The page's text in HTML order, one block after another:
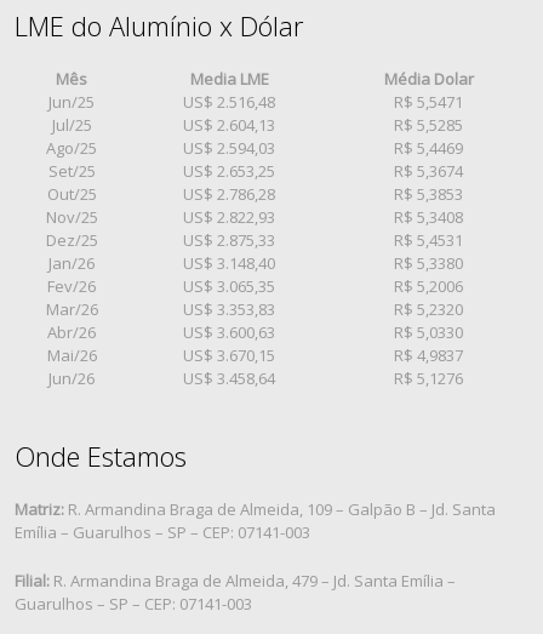
LME do Alumínio x Dólar
Mês Media LME
Média Dolar
Jun/25
US$ 2.516,48
R$ 5,5471
Jul/25
US$ 2.604,13
R$ 5,5285
Ago/25
US$ 2.594,03
R$ 5,4469
Set/25
US$ 2.653,25
R$ 5,3674
Out/25
US$ 2.786,28
R$ 5,3853
Nov/25
US$ 2.822,93
R$ 5,3408
Dez/25
US$ 2.875,33
R$ 5,4531
Jan/26
US$ 3.148,40
R$ 5,3380
Fev/26
US$ 3.065,35
R$ 5,2006
Mar/26
US$ 3.353,83
R$ 5,2320
Abr/26
US$ 3.600,63
R$ 5,0330
Mai/26
US$ 3.670,15
R$ 4,9837
Jun/26
US$ 3.458,64 R$ 5,1276
Onde Estamos
Matriz: R. Armandina Braga de Almeida, 109 – Galpão B – Jd. Santa
Emília – Guarulhos – SP – CEP: 07141-003
Filial: R. Armandina Braga de Almeida, 479 – Jd. Santa Emília –
Guarulhos – SP – CEP: 07141-003